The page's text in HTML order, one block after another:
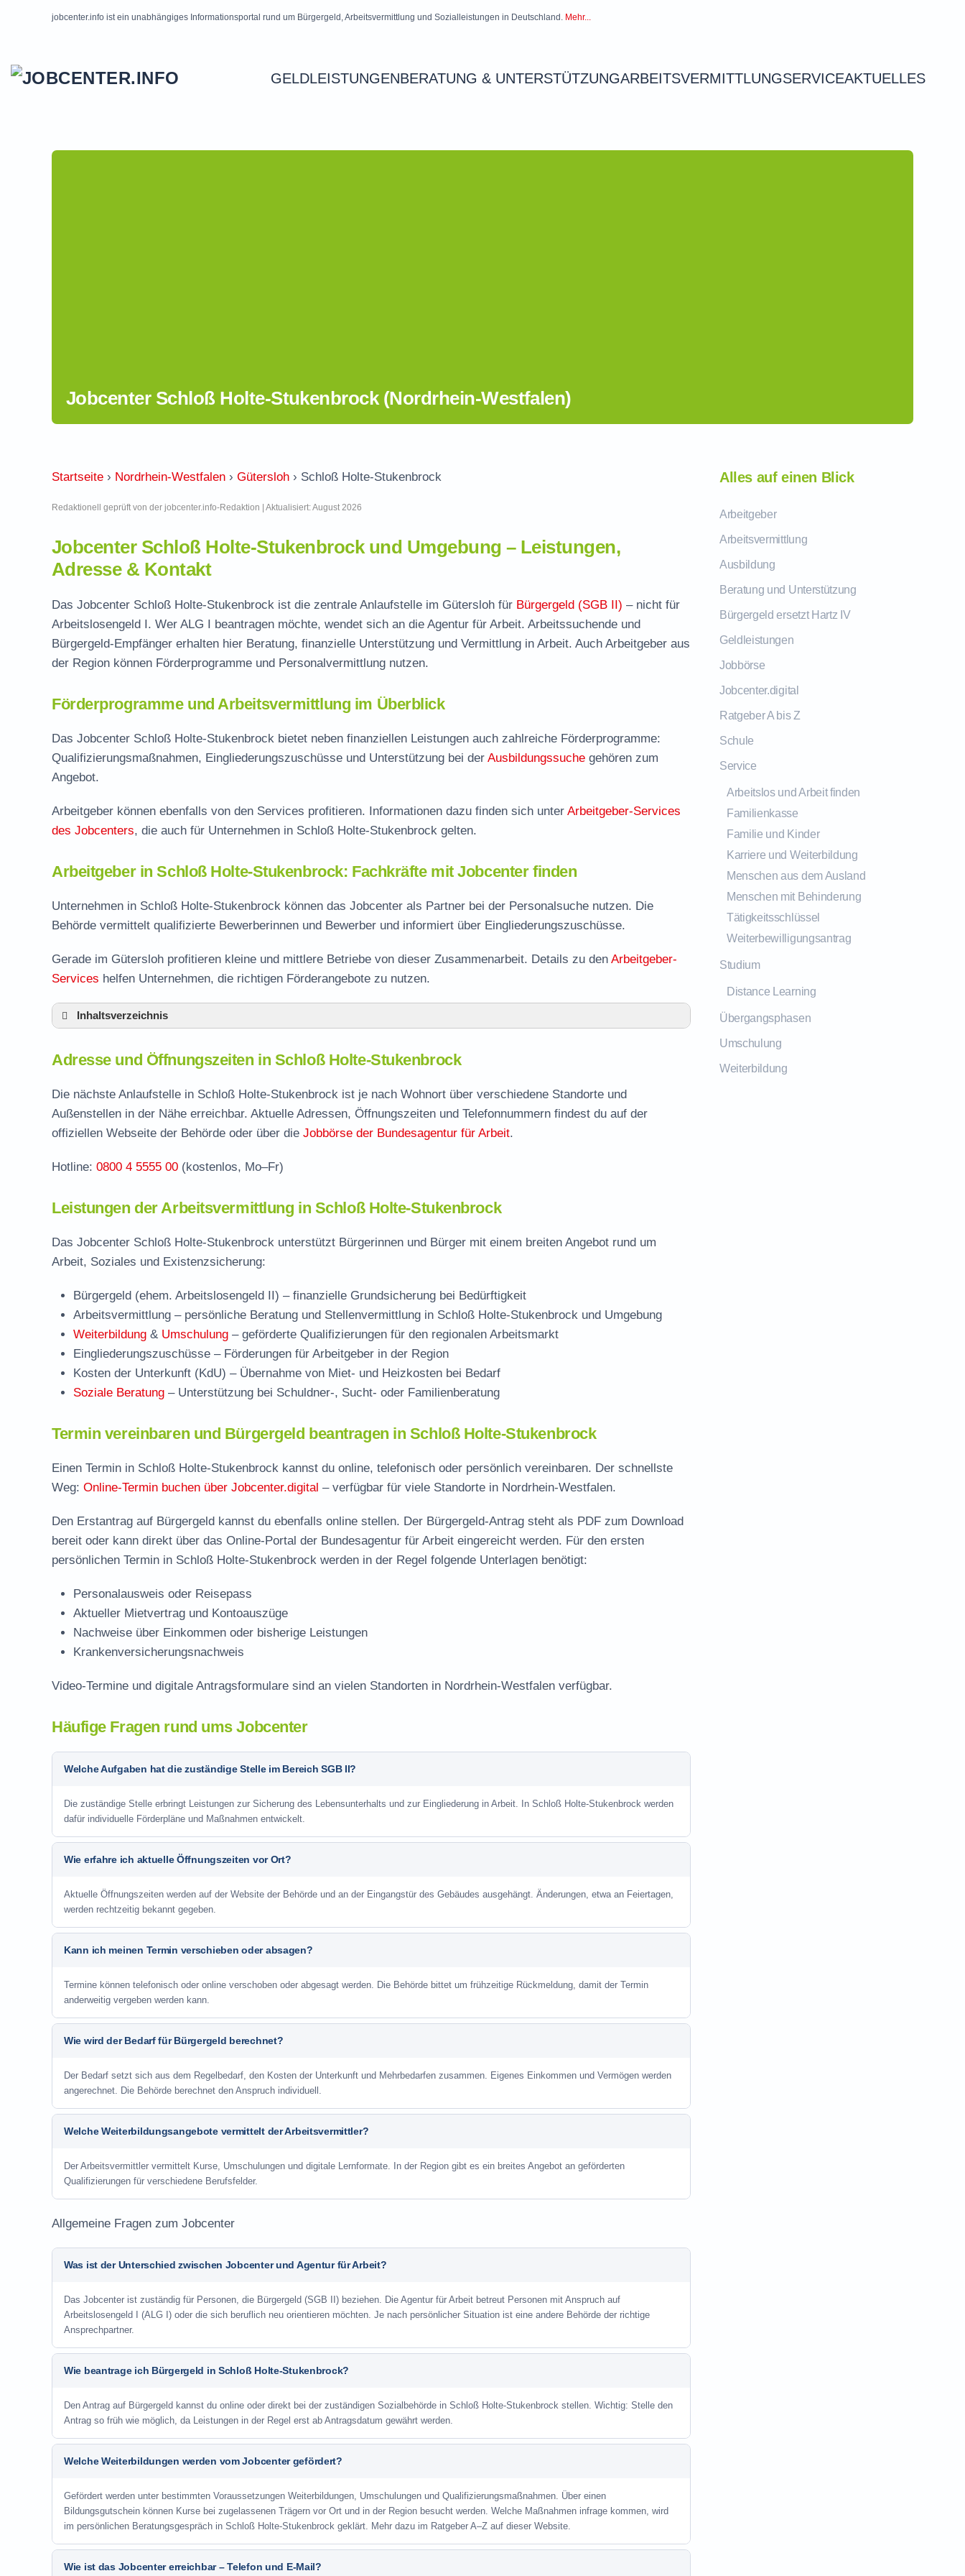
jobcenter.info ist ein unabhängiges Informationsportal rund um Bürgergeld, Arbeitsvermittlung und Sozialleistungen in Deutschland. Mehr...
GELDLEISTUNGENBERATUNG & UNTERSTÜTZUNGARBEITSVERMITTLUNGSERVICEAKTUELLES
Jobcenter Schloß Holte-Stukenbrock (Nordrhein-Westfalen)
Startseite › Nordrhein-Westfalen › Gütersloh › Schloß Holte-Stukenbrock
Redaktionell geprüft von der jobcenter.info-Redaktion | Aktualisiert: August 2026
Jobcenter Schloß Holte-Stukenbrock und Umgebung – Leistungen,
Adresse & Kontakt
Das Jobcenter Schloß Holte-Stukenbrock ist die zentrale Anlaufstelle im Gütersloh für Bürgergeld (SGB II) – nicht für
Arbeitslosengeld I. Wer ALG I beantragen möchte, wendet sich an die Agentur für Arbeit. Arbeitssuchende und
Bürgergeld-Empfänger erhalten hier Beratung, finanzielle Unterstützung und Vermittlung in Arbeit. Auch Arbeitgeber aus
der Region können Förderprogramme und Personalvermittlung nutzen.
Förderprogramme und Arbeitsvermittlung im Überblick
Das Jobcenter Schloß Holte-Stukenbrock bietet neben finanziellen Leistungen auch zahlreiche Förderprogramme:
Qualifizierungsmaßnahmen, Eingliederungszuschüsse und Unterstützung bei der Ausbildungssuche gehören zum
Angebot.
Arbeitgeber können ebenfalls von den Services profitieren. Informationen dazu finden sich unter Arbeitgeber-Services
des Jobcenters, die auch für Unternehmen in Schloß Holte-Stukenbrock gelten.
Arbeitgeber in Schloß Holte-Stukenbrock: Fachkräfte mit Jobcenter finden
Unternehmen in Schloß Holte-Stukenbrock können das Jobcenter als Partner bei der Personalsuche nutzen. Die
Behörde vermittelt qualifizierte Bewerberinnen und Bewerber und informiert über Eingliederungszuschüsse.
Gerade im Gütersloh profitieren kleine und mittlere Betriebe von dieser Zusammenarbeit. Details zu den Arbeitgeber-
Services helfen Unternehmen, die richtigen Förderangebote zu nutzen.
Inhaltsverzeichnis
Leistungen der Arbeitsvermittlung in Schloß Holte-Stukenbrock
Termin vereinbaren und Bürgergeld beantragen
Jobcenter Gütersloh – zuständige Stelle
Häufige Fragen rund ums Jobcenter
Adresse und Öffnungszeiten in Schloß Holte-Stukenbrock
Die nächste Anlaufstelle in Schloß Holte-Stukenbrock ist je nach Wohnort über verschiedene Standorte und
Außenstellen in der Nähe erreichbar. Aktuelle Adressen, Öffnungszeiten und Telefonnummern findest du auf der
offiziellen Webseite der Behörde oder über die Jobbörse der Bundesagentur für Arbeit.
Hotline: 0800 4 5555 00 (kostenlos, Mo–Fr)
Leistungen der Arbeitsvermittlung in Schloß Holte-Stukenbrock
Das Jobcenter Schloß Holte-Stukenbrock unterstützt Bürgerinnen und Bürger mit einem breiten Angebot rund um
Arbeit, Soziales und Existenzsicherung:
Bürgergeld (ehem. Arbeitslosengeld II) – finanzielle Grundsicherung bei Bedürftigkeit
Arbeitsvermittlung – persönliche Beratung und Stellenvermittlung in Schloß Holte-Stukenbrock und Umgebung
Weiterbildung & Umschulung – geförderte Qualifizierungen für den regionalen Arbeitsmarkt
Eingliederungszuschüsse – Förderungen für Arbeitgeber in der Region
Kosten der Unterkunft (KdU) – Übernahme von Miet- und Heizkosten bei Bedarf
Soziale Beratung – Unterstützung bei Schuldner-, Sucht- oder Familienberatung
Termin vereinbaren und Bürgergeld beantragen in Schloß Holte-Stukenbrock
Einen Termin in Schloß Holte-Stukenbrock kannst du online, telefonisch oder persönlich vereinbaren. Der schnellste
Weg: Online-Termin buchen über Jobcenter.digital – verfügbar für viele Standorte in Nordrhein-Westfalen.
Den Erstantrag auf Bürgergeld kannst du ebenfalls online stellen. Der Bürgergeld-Antrag steht als PDF zum Download
bereit oder kann direkt über das Online-Portal der Bundesagentur für Arbeit eingereicht werden. Für den ersten
persönlichen Termin in Schloß Holte-Stukenbrock werden in der Regel folgende Unterlagen benötigt:
Personalausweis oder Reisepass
Aktueller Mietvertrag und Kontoauszüge
Nachweise über Einkommen oder bisherige Leistungen
Krankenversicherungsnachweis
Video-Termine und digitale Antragsformulare sind an vielen Standorten in Nordrhein-Westfalen verfügbar.
Häufige Fragen rund ums Jobcenter
Welche Aufgaben hat die zuständige Stelle im Bereich SGB II?
Die zuständige Stelle erbringt Leistungen zur Sicherung des Lebensunterhalts und zur Eingliederung in Arbeit. In Schloß Holte-Stukenbrock werden
dafür individuelle Förderpläne und Maßnahmen entwickelt.
Wie erfahre ich aktuelle Öffnungszeiten vor Ort?
Aktuelle Öffnungszeiten werden auf der Website der Behörde und an der Eingangstür des Gebäudes ausgehängt. Änderungen, etwa an Feiertagen,
werden rechtzeitig bekannt gegeben.
Kann ich meinen Termin verschieben oder absagen?
Termine können telefonisch oder online verschoben oder abgesagt werden. Die Behörde bittet um frühzeitige Rückmeldung, damit der Termin
anderweitig vergeben werden kann.
Wie wird der Bedarf für Bürgergeld berechnet?
Der Bedarf setzt sich aus dem Regelbedarf, den Kosten der Unterkunft und Mehrbedarfen zusammen. Eigenes Einkommen und Vermögen werden
angerechnet. Die Behörde berechnet den Anspruch individuell.
Welche Weiterbildungsangebote vermittelt der Arbeitsvermittler?
Der Arbeitsvermittler vermittelt Kurse, Umschulungen und digitale Lernformate. In der Region gibt es ein breites Angebot an geförderten
Qualifizierungen für verschiedene Berufsfelder.
Allgemeine Fragen zum Jobcenter
Was ist der Unterschied zwischen Jobcenter und Agentur für Arbeit?
Das Jobcenter ist zuständig für Personen, die Bürgergeld (SGB II) beziehen. Die Agentur für Arbeit betreut Personen mit Anspruch auf
Arbeitslosengeld I (ALG I) oder die sich beruflich neu orientieren möchten. Je nach persönlicher Situation ist eine andere Behörde der richtige
Ansprechpartner.
Wie beantrage ich Bürgergeld in Schloß Holte-Stukenbrock?
Den Antrag auf Bürgergeld kannst du online oder direkt bei der zuständigen Sozialbehörde in Schloß Holte-Stukenbrock stellen. Wichtig: Stelle den
Antrag so früh wie möglich, da Leistungen in der Regel erst ab Antragsdatum gewährt werden.
Welche Weiterbildungen werden vom Jobcenter gefördert?
Gefördert werden unter bestimmten Voraussetzungen Weiterbildungen, Umschulungen und Qualifizierungsmaßnahmen. Über einen
Bildungsgutschein können Kurse bei zugelassenen Trägern vor Ort und in der Region besucht werden. Welche Maßnahmen infrage kommen, wird
im persönlichen Beratungsgespräch in Schloß Holte-Stukenbrock geklärt. Mehr dazu im Ratgeber A–Z auf dieser Website.
Wie ist das Jobcenter erreichbar – Telefon und E-Mail?
Alles auf einen Blick
Arbeitgeber
Arbeitsvermittlung
Ausbildung
Beratung und Unterstützung
Bürgergeld ersetzt Hartz IV
Geldleistungen
Jobbörse
Jobcenter.digital
Ratgeber A bis Z
Schule
Service
Arbeitslos und Arbeit finden
Familienkasse
Familie und Kinder
Karriere und Weiterbildung
Menschen aus dem Ausland
Menschen mit Behinderung
Tätigkeitsschlüssel
Weiterbewilligungsantrag
Studium
Distance Learning
Übergangsphasen
Umschulung
Weiterbildung